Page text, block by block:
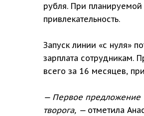
рубля. При
привлекательность.
Запуск линии «с нуля»
зарплата сотрудникам.
всего за 16 месяцев,
— Первое предложение
творога, — отметила